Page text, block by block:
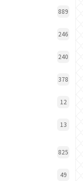
889
246
240
378
12
13
825
49